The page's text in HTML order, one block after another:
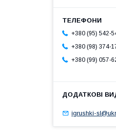
+380 (95) 542-
+380 (98) 374-
+380 (99) 057-
igrushki-